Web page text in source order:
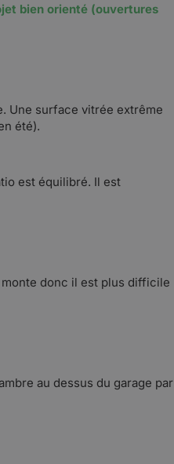
bien orienté (ouvertures
Une surface vitrée extrême
été).
est équilibré. Il est
donc il est plus difficile
au dessus du garage par